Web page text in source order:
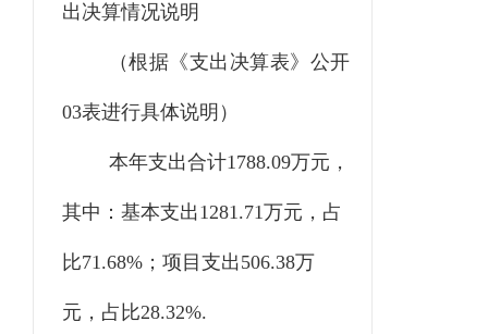
出决算情况说明
（根据《支出决算表》公开
03表进行具体说明）
本年支出合计1788.09万元，
其中：基本支出1281.71万元，占
比71.68%；项目支出506.38万
元，占比28.32%.